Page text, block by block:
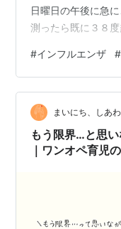
日曜日の午後に急
測ったら既に３８
いので、彼女もお
先週から数人感染
いると言われたそ
は不在。いつも頼
が入院闘病中で、
女もお母さんも倒
#インフルエンザ #
まいにち、しあ
もう限界…と思
｜ワンオペ育児